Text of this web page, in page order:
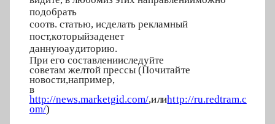
подобрать
соотв. статью, исделать рекламный
пост,которыйзаденет
даннуюаудиторию.
При его составленииследуйте
советам желтой прессы (Почитайте
новости,например,
в
http://news.marketgid.com/,илиhttp://ru.redtram.c
om/)